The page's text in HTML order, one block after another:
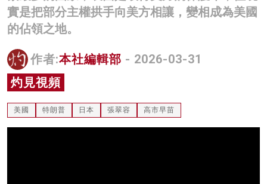
名家榜
灼見活動
關於我們
實是把部分主權拱手向美方相讓，變相成為美國
的佔領之地。
作者:本社編輯部 - 2026-03-31
灼見視頻
美國 特朗普 日本 張翠容 高市早苗